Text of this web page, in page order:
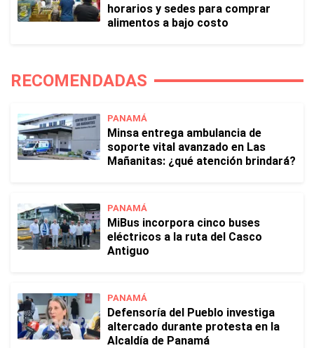
horarios y sedes para comprar
alimentos a bajo costo
RECOMENDADAS
PANAMÁ
Minsa entrega ambulancia de
soporte vital avanzado en Las
Mañanitas: ¿qué atención brindará?
PANAMÁ
MiBus incorpora cinco buses
eléctricos a la ruta del Casco
Antiguo
PANAMÁ
Defensoría del Pueblo investiga
altercado durante protesta en la
Alcaldía de Panamá